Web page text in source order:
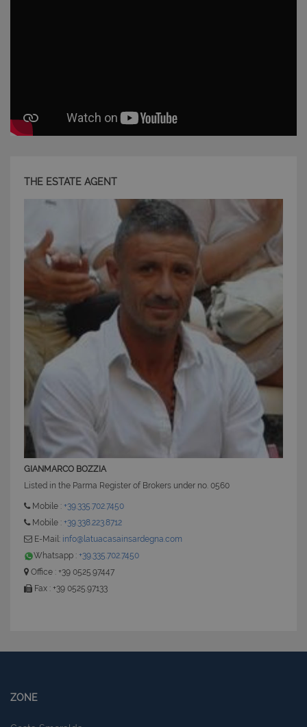
THE ESTATE AGENT
GIANMARCO BOZZIA
Listed in the Parma Register of Brokers under no. 0560
Mobile : +39.335.702.7450
Mobile : +39.338.223.8712
E-Mail: info@latuacasainsardegna.com
Whatsapp : +39.335.702.7450
Office : +39 0525.97447
Fax : +39 0525.97133
ZONE
CookieScriptConsent
CookieScript
www.latuacasainsardegna.com
6 mesi 5